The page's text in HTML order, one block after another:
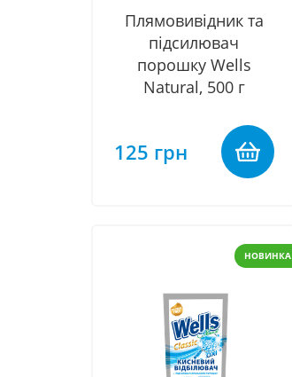
Плямовивідник та
підсилювач
порошку Wells
Natural, 500 г
125 грн
НОВИНКА